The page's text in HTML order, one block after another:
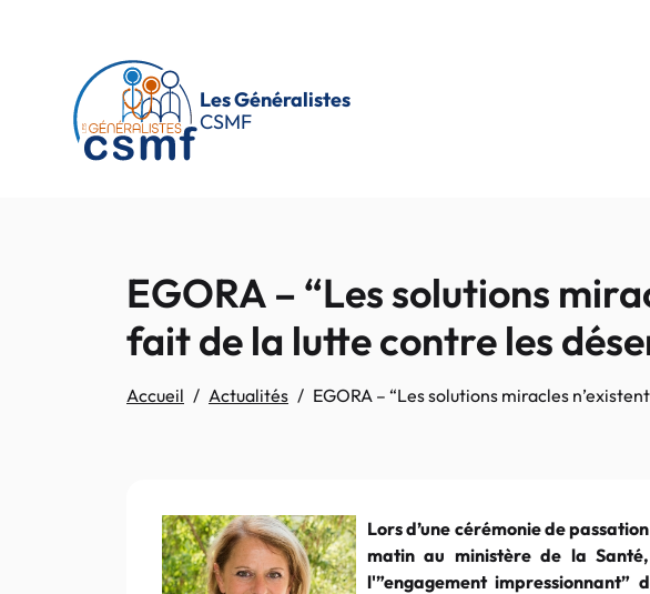
Les Généralistes
CSMF
EGORA – “Les solutions
fait de la lutte contre les
Accueil Actualités EGORA – “Les solutions miracles
Lors d’une cérémonie de
matin au ministère de la
l'”engagement impressionnant”